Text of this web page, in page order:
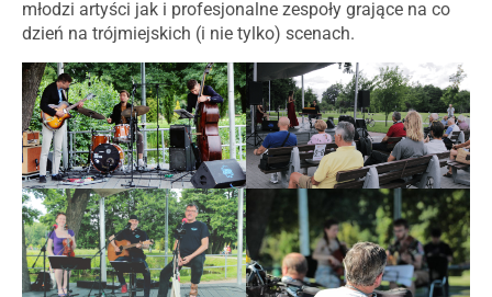
młodzi artyści jak i profesjonalne zespoły grające na co
dzień na trójmiejskich (i nie tylko) scenach.